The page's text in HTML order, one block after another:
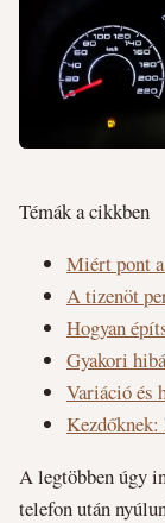
Témák a cikkben
Miért pont
A tizenöt
Hogyan
Gyakori
Variáció és
Kezdőknek:
A legtöbben úgy
telefon után